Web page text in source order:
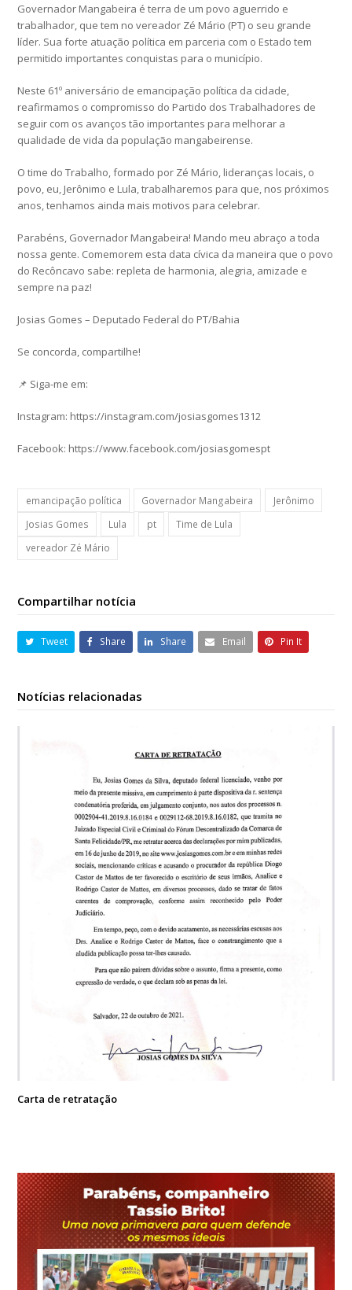
Governador Mangabeira é terra de um povo aguerrido e
trabalhador, que tem no vereador Zé Mário (PT) o seu grande
líder. Sua forte atuação política em parceria com o Estado tem
permitido importantes conquistas para o município.
Neste 61º aniversário de emancipação política da cidade,
reafirmamos o compromisso do Partido dos Trabalhadores de
seguir com os avanços tão importantes para melhorar a
qualidade de vida da população mangabeirense.
O time do Trabalho, formado por Zé Mário, lideranças locais, o
povo, eu, Jerônimo e Lula, trabalharemos para que, nos próximos
anos, tenhamos ainda mais motivos para celebrar.
Parabéns, Governador Mangabeira! Mando meu abraço a toda
nossa gente. Comemorem esta data cívica da maneira que o povo
do Recôncavo sabe: repleta de harmonia, alegria, amizade e
sempre na paz!
Josias Gomes – Deputado Federal do PT/Bahia
Se concorda, compartilhe!
📌 Siga-me em:
Instagram: https://instagram.com/josiasgomes1312
Facebook: https://www.facebook.com/josiasgomespt
emancipação política Governador Mangabeira
Jerônimo
Josias Gomes
Lula pt
Time de Lula
vereador Zé Mário
Compartilhar notícia
Tweet Share Share Email Pin It
Notícias relacionadas
Carta de retratação